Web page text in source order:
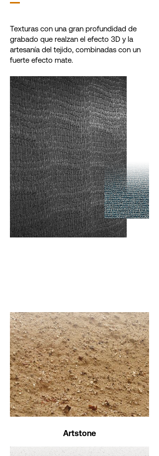
Texturas con una gran profundidad de
grabado que realzan el efecto 3D y la
artesanía del tejido, combinadas con un
fuerte efecto mate.
Artstone